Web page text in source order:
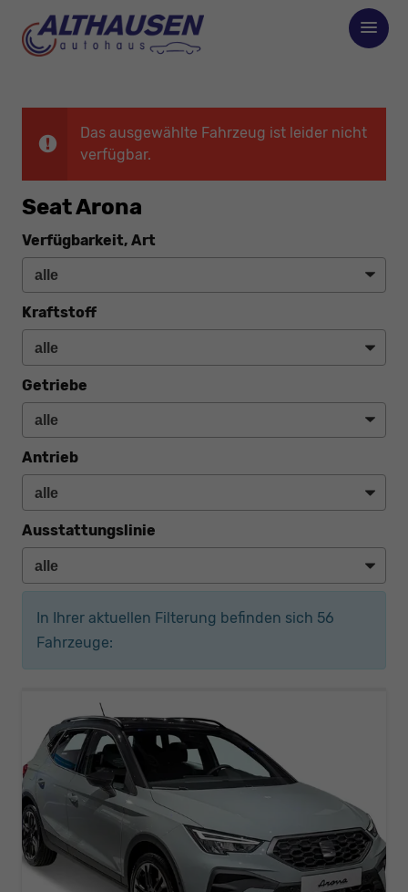
Das ausgewählte Fahrzeug ist leider nicht
verfügbar.
Seat Arona
Verfügbarkeit, Art
Kraftstoff
Getriebe
Antrieb
Ausstattungslinie
In Ihrer aktuellen Filterung befinden sich 56
Fahrzeuge: